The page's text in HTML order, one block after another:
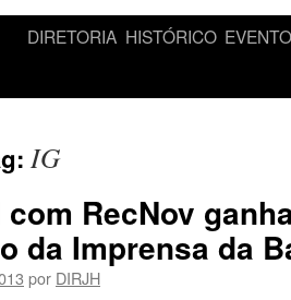
DIRETORIA HISTÓRICO
IG
RecNov
da Imprensa da
por DIRJH